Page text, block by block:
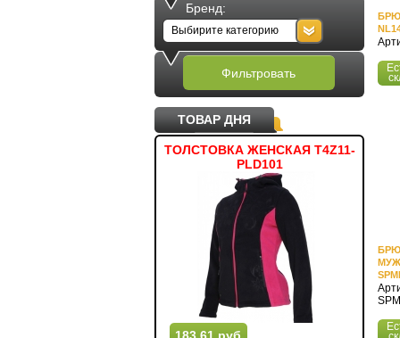
Бренд:
Выбирите категорию
Фильтровать
ТОВАР ДНЯ
ТОЛСТОВКА ЖЕНСКАЯ T4Z11-
PLD101